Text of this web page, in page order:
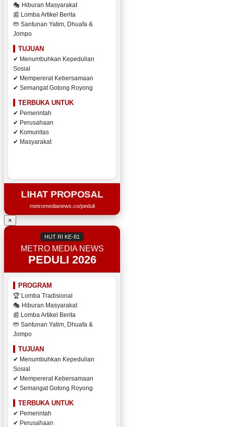
🎭 Hiburan Masyarakat
📰 Lomba Artikel Berita
🤲 Santunan Yatim, Dhuafa &
Jompo
TUJUAN
✔ Menumbuhkan Kepedulian
Sosial
✔ Mempererat Kebersamaan
✔ Semangat Gotong Royong
TERBUKA UNTUK
✔ Pemerintah
✔ Perusahaan
✔ Komunitas
✔ Masyarakat
LIHAT PROPOSAL
metromedianews.co/peduli
×
HUT RI KE-81
METRO MEDIA NEWS
PEDULI 2026
PROGRAM
🏆 Lomba Tradisional
🎭 Hiburan Masyarakat
📰 Lomba Artikel Berita
🤲 Santunan Yatim, Dhuafa &
Jompo
TUJUAN
✔ Menumbuhkan Kepedulian
Sosial
✔ Mempererat Kebersamaan
✔ Semangat Gotong Royong
TERBUKA UNTUK
✔ Pemerintah
✔ Perusahaan